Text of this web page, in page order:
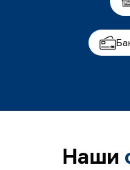
Наши